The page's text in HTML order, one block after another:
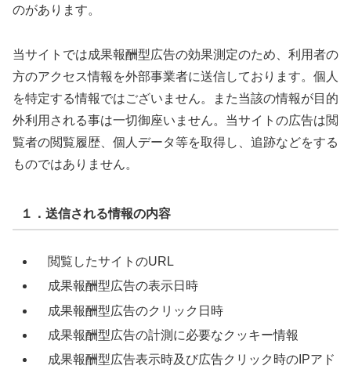
のがあります。
当サイトでは成果報酬型広告の効果測定のため、利用者の
方のアクセス情報を外部事業者に送信しております。個人
を特定する情報ではございません。また当該の情報が目的
外利用される事は一切御座いません。当サイトの広告は閲
覧者の閲覧履歴、個人データ等を取得し、追跡などをする
ものではありません。
１．送信される情報の内容
閲覧したサイトのURL
成果報酬型広告の表示日時
成果報酬型広告のクリック日時
成果報酬型広告の計測に必要なクッキー情報
成果報酬型広告表示時及び広告クリック時のIPアド